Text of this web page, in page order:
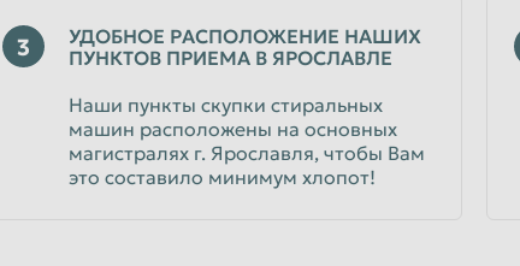
3
УДОБНОЕ РАСПОЛОЖЕНИЕ НАШИХ
ПУНКТОВ ПРИЕМА В ЯРОСЛАВЛЕ
Наши пункты скупки стиральных
машин расположены на основных
магистралях г. Ярославля, чтобы Вам
это составило минимум хлопот!